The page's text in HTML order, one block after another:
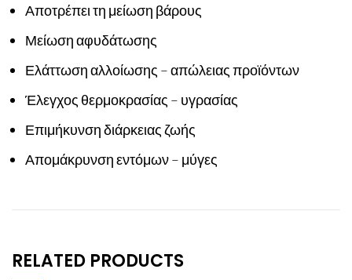
Αποτρέπει τη μείωση βάρους
Μείωση αφυδάτωσης
Ελάττωση αλλοίωσης – απώλειας προϊόντων
Έλεγχος θερμοκρασίας – υγρασίας
Επιμήκυνση διάρκειας ζωής
Απομάκρυνση εντόμων – μύγες
RELATED PRODUCTS